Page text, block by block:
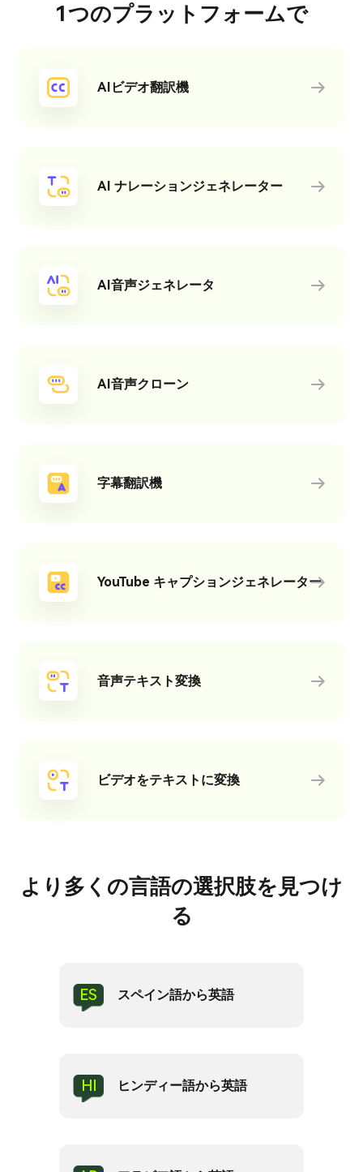
1つのプラットフォームで
AIビデオ翻訳機
AI ナレーションジェネレーター
AI音声ジェネレータ
AI音声クローン
字幕翻訳機
YouTube キャプションジェネレーター
音声テキスト変換
ビデオをテキストに変換
より多くの言語の選択肢を見つけ
る
ES スペイン語から英語
HI ヒンディー語から英語